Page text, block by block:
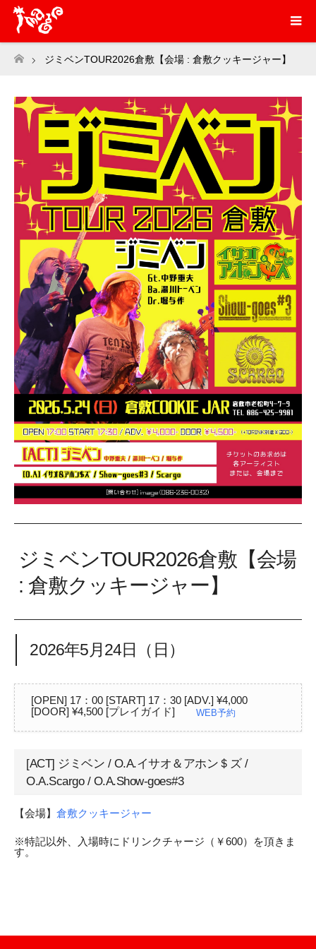
ホーム
ジミベンTOUR2026倉敷【会場 : 倉敷クッキージャー】
ジミベンTOUR2026倉敷【会場
: 倉敷クッキージャー】
2026年5月24日（日）
[OPEN] 17：00 [START] 17：30 [ADV.] ¥4,000
[DOOR] ¥4,500 [プレイガイド]
WEB予約
[ACT] ジミベン / O.A.イサオ＆アホン＄ズ /
O.A.Scargo / O.A.Show-goes#3
【会場】 倉敷クッキージャー
※特記以外、入場時にドリンクチャージ（￥600）を頂きま
す。